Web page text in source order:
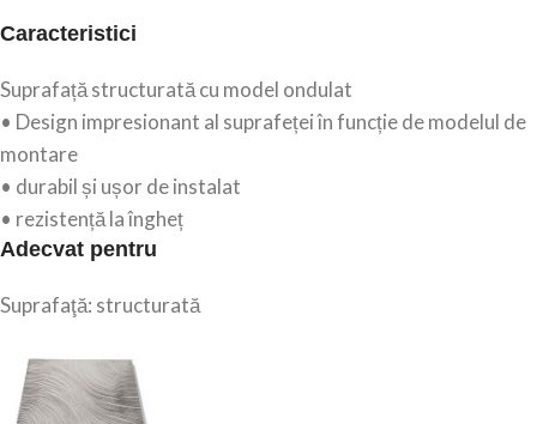
Caracteristici
Suprafață structurată cu model ondulat
• Design impresionant al suprafeței în funcție de modelul de
montare
• durabil și ușor de instalat
• rezistență la îngheț
Adecvat pentru
Suprafaţă: structurată